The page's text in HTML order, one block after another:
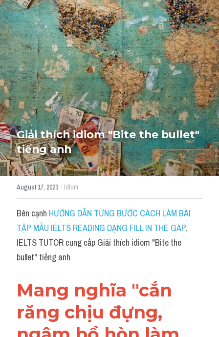
Giải đề thi từng câu
Lời khuyên
Giải đề thi
Academic words
Phrase
Phrasal Verb
Idioms đồng nghĩa
Idioms trái nghĩa
Antonym
Idiom
Grammar
Word form
Cách dùng từ
Phân biệt từ
HỌC THỬ
Giải thích idiom "Bite the bullet"
tiếng anh
August 17, 2023 · Idiom
Bên cạnh HƯỚNG DẪN TỪNG BƯỚC CÁCH LÀM BÀI
TẬP MẪU IELTS READING DẠNG FILL IN THE GAP,
IELTS TUTOR cung cấp Giải thích idiom "Bite the
bullet" tiếng anh
Mang nghĩa "cắn
răng chịu đựng,